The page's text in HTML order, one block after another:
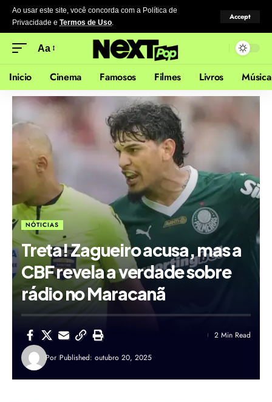
Ao usar este site, você concorda com a Política de
Privacidade e Termos de Uso.
Accept
Aa
Inicio Cinema Famosos Filmes Livros Música
NÓTICIAS
Treta! Zagueiro acusa, mas a
CBF revela a verdade sobre
rádio no Maracanã
Por Published: outubro 20, 2025
2 Min Read